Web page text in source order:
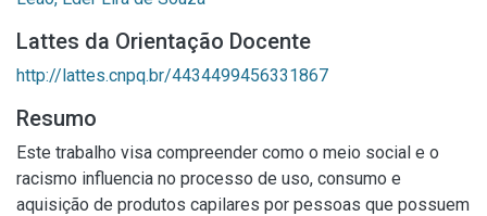
Lattes da Orientação Docente
http://lattes.cnpq.br/4434499456331867
Resumo
Este trabalho visa compreender como o meio social e o
racismo influencia no processo de uso, consumo e
aquisição de produtos capilares por pessoas que possuem